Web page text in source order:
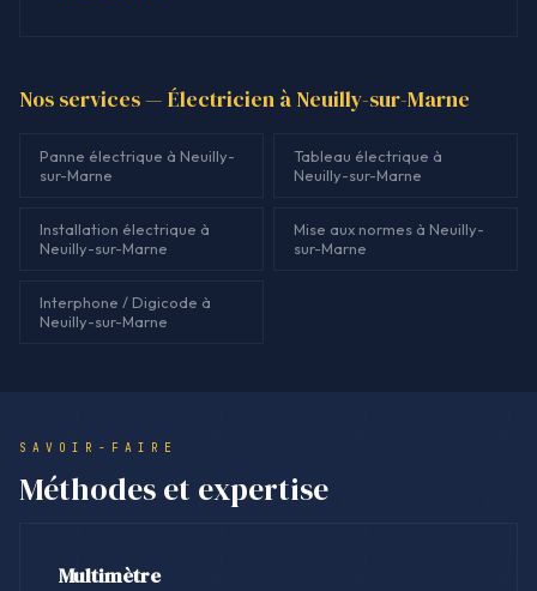
Nos services — Électricien à Neuilly-sur-Marne
Panne électrique à Neuilly-
sur-Marne
Tableau électrique à
Neuilly-sur-Marne
Installation électrique à
Neuilly-sur-Marne
Mise aux normes à Neuilly-
sur-Marne
Interphone / Digicode à
Neuilly-sur-Marne
SAVOIR-FAIRE
Méthodes et expertise
Multimètre